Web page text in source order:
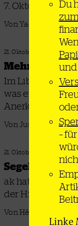
7. Oktober
Von Yaelissima
21. Oktober 2025
Mehr als
Im Libanon
was erhoffen sie
Anerkennung
Von Justus Könneker
21. Oktober 2025
Segeln für
ak hat mit
der Hilfsflotten
Von Hêlîn Dirik
Du
und
–
Linke